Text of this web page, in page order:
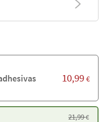
10,99 €
21,99€